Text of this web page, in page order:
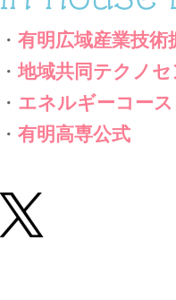
・有明広域産業技術
・地域共同テクノ
・ エネルギーコース
・有明高専公式